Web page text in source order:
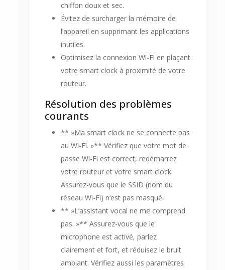
chiffon doux et sec.
Évitez de surcharger la mémoire de
l’appareil en supprimant les applications
inutiles.
Optimisez la connexion Wi-Fi en plaçant
votre smart clock à proximité de votre
routeur.
Résolution des problèmes
courants
** »Ma smart clock ne se connecte pas
au Wi-Fi. »** Vérifiez que votre mot de
passe Wi-Fi est correct, redémarrez
votre routeur et votre smart clock.
Assurez-vous que le SSID (nom du
réseau Wi-Fi) n’est pas masqué.
** »L’assistant vocal ne me comprend
pas. »** Assurez-vous que le
microphone est activé, parlez
clairement et fort, et réduisez le bruit
ambiant. Vérifiez aussi les paramètres